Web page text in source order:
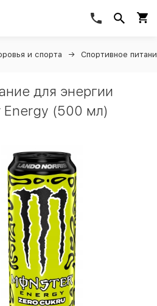
и спорта Спортивное
для энергии
(500 мл)